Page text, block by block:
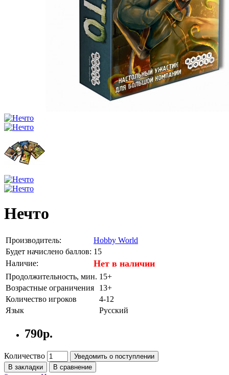
Нечто
Производитель:
Hobby World
Будет начислено баллов: 15
Наличие:
Нет в наличии
Продолжительность, мин. 15+
Возрастные ограничения
13+
Количество игроков
4-12
Язык
Русский
790р.
Количество
Уведомить о поступлении
В закладки
В сравнение